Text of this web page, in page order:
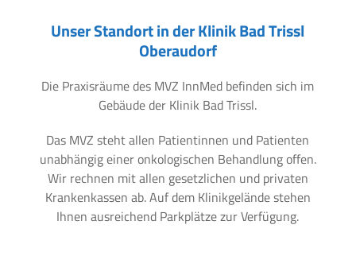
Unser Standort in der Klinik Bad Trissl
Oberaudorf
Die Praxisräume des MVZ InnMed befinden sich im
Gebäude der Klinik Bad Trissl.
Das MVZ steht allen Patientinnen und Patienten
unabhängig einer onkologischen Behandlung offen.
Wir rechnen mit allen gesetzlichen und privaten
Krankenkassen ab. Auf dem Klinikgelände stehen
Ihnen ausreichend Parkplätze zur Verfügung.